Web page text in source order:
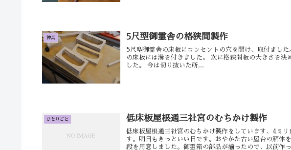
神具 5尺型御霊舎の格狭間製作
5尺型御霊舎の床板にコンセントの穴を開け、取付まし
の床板には溝を付きました。 次に格狭間板の大きさを
した。 今は切り抜いた所...
ひとりごと 低床板屋根通三社宮のむちかけ製作
低床板屋根通三社宮のむちかけ製作をしています、4ミ
す。明日もきっといい日です。おやかた古い屋台の解体
段を用意しました。御霊箱の部品が揃ったので、以前作